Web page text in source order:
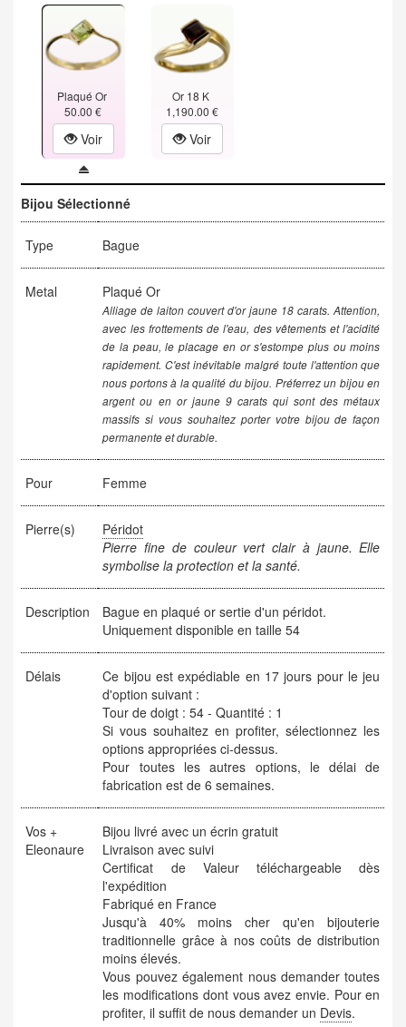
Plaqué Or
50.00 €
Voir
Or 18 K
1,190.00 €
Voir
Bijou Sélectionné
Type Bague
Metal Plaqué Or
Alliage de laiton couvert d'or jaune 18 carats. Attention,
avec les frottements de l'eau, des vêtements et l'acidité
de la peau, le placage en or s'estompe plus ou moins
rapidement. C'est inévitable malgré toute l'attention que
nous portons à la qualité du bijou. Préferrez un bijou en
argent ou en or jaune 9 carats qui sont des métaux
massifs si vous souhaitez porter votre bijou de façon
permanente et durable.
Pour Femme
Pierre(s)
Péridot
Pierre fine de couleur vert clair à jaune. Elle
symbolise la protection et la santé.
Description
Bague en plaqué or sertie d'un péridot.
Uniquement disponible en taille 54
Délais
Ce bijou est expédiable en 17 jours pour le jeu
d'option suivant :
Tour de doigt : 54 - Quantité : 1
Si vous souhaitez en profiter, sélectionnez les
options appropriées ci-dessus.
Pour toutes les autres options, le délai de
fabrication est de 6 semaines.
Vos +
Eleonaure
Bijou livré avec un écrin gratuit
Livraison avec suivi
Certificat de Valeur téléchargeable dès
l'expédition
Fabriqué en France
Jusqu'à 40% moins cher qu'en bijouterie
traditionnelle grâce à nos coûts de distribution
moins élevés.
Vous pouvez également nous demander toutes
les modifications dont vous avez envie. Pour en
profiter, il suffit de nous demander un Devis.